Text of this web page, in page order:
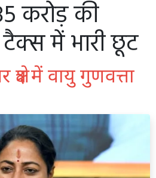
करोड़ की
में भारी छूट
में वायु गुणवत्ता